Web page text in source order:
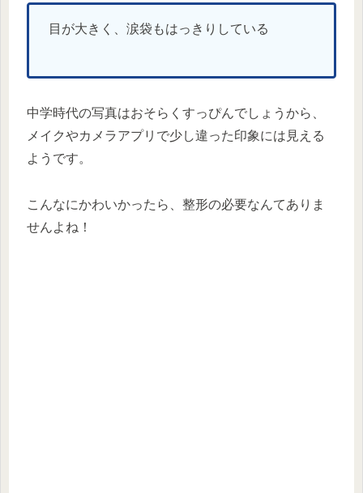
目が大きく、涙袋もはっきりしている
中学時代の写真はおそらくすっぴんでしょうから、
メイクやカメラアプリで少し違った印象には見える
ようです。
こんなにかわいかったら、整形の必要なんてありま
せんよね！